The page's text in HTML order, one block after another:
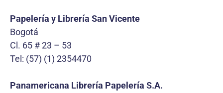
Papelería y Librería San Vicente
Bogotá
Cl. 65 # 23 – 53
Tel: (57) (1) 2354470
Panamericana Librería Papelería S.A.